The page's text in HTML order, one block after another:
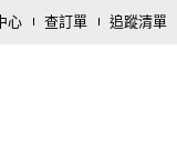
心 查訂單 追蹤清單